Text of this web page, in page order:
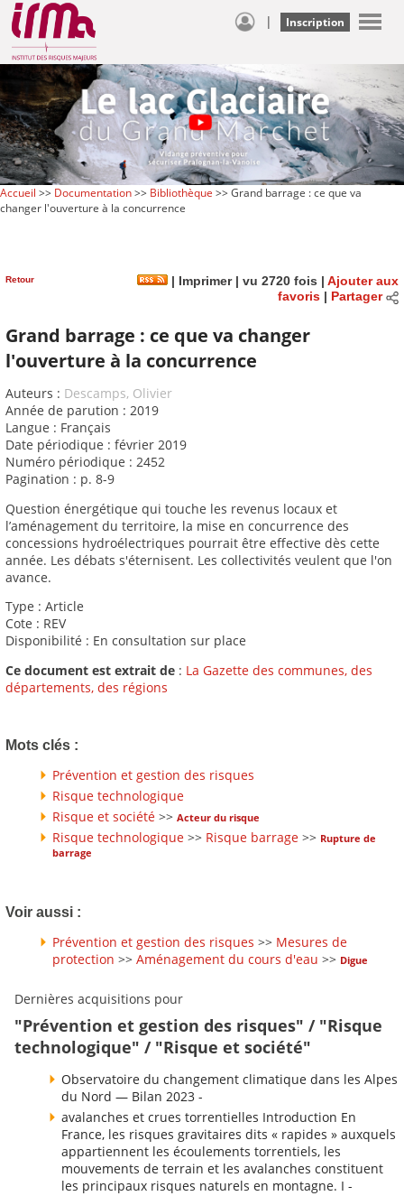
| Inscription
Accueil >> Documentation>> Bibliothèque >> Grand barrage : ce que va
changer l'ouverture à la concurrence
Retour | Imprimer| vu 2720 fois | Ajouter aux
favoris| Partager
Grand barrage : ce que va changer
l'ouverture à la concurrence
Auteurs : Descamps, Olivier
Année de parution : 2019
Langue : Français
Date périodique : février 2019
Numéro périodique : 2452
Pagination : p. 8-9
Question énergétique qui touche les revenus locaux et
l’aménagement du territoire, la mise en concurrence des
concessions hydroélectriques pourrait être effective dès cette
année. Les débats s'éternisent. Les collectivités veulent que l'on
avance.
Type : Article
Cote : REV
Disponibilité : En consultation sur place
Ce document est extrait de : La Gazette des communes, des
départements, des régions
Mots clés :
Prévention et gestion des risques
Risque technologique
Risque et société >> Acteur du risque
Risque technologique >> Risque barrage >> Rupture de
barrage
Voir aussi :
Prévention et gestion des risques >> Mesures de
protection >> Aménagement du cours d'eau >> Digue
Dernières acquisitions pour
"Prévention et gestion des risques" / "Risque
technologique" / "Risque et société"
Observatoire du changement climatique dans les Alpes
du Nord — Bilan 2023 -
avalanches et crues torrentielles Introduction En
France, les risques gravitaires dits « rapides » auxquels
appartiennent les écoulements torrentiels, les
mouvements de terrain et les avalanches constituent
les principaux risques naturels en montagne. I -